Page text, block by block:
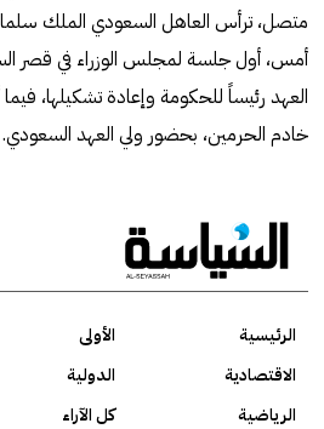
متصل، ترأس العاهل السعودي الملك
أمس، أول جلسة لمجلس الوزراء في قصر
العهد رئيساً للحكومة وإعادة تشكيلها،
خادم الحرمين، بحضور ولي العهد السعودي.
الرئيسية الأولى
الاقتصادية
الدولية
الرياضية
كل الآراء